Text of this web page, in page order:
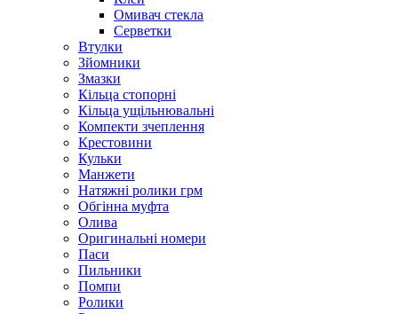
Омивач стекла
Серветки
Втулки
Зйомники
Змазки
Кільца стопорні
Кільца ущільнювальні
Компекти зчеплення
Крестовини
Кульки
Манжети
Натяжні ролики грм
Обгінна муфта
Олива
Оригинальні номери
Паси
Пильники
Помпи
Ролики